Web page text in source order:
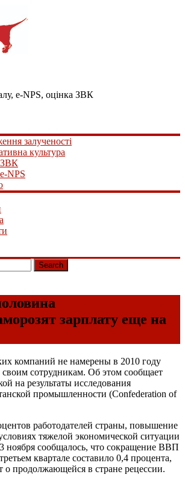
e-NPS, оцінка ЗВК
залученості
культура
ЗВК
NPS
Search
зарплату еще на
компаний не намерены в 2010 году
сотрудникам. Об этом сообщает
на результаты исследования
промышленности (Confederation of
работодателей страны, повышение
тяжелой экономической ситуации
ноября сообщалось, что сокращение ВВП
квартале составило 0,4 процента,
о продолжающейся в стране рецессии.